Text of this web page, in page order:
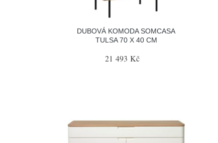
DUBOVÁ KOMODA SOMCASA
TULSA 70 X 40 CM
21 493 Kč